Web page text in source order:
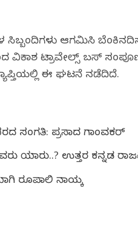
ಸಿಬ್ಬಂದಿಗಳು ಆಗಮಿಸಿ
ವಿಕಾಶ ಟ್ರಾವೇಲ್ಸ್ ಬಸ್
ಈ ಘಟನೆ ನಡೆದಿದೆ.
ಸಂಗತಿ: ಪ್ರಸಾದ ಗಾಂವಕರ್
ಯಾರು..? ಉತ್ತರ ಕನ್ನಡ
ರೂಪಾಲಿ ನಾಯ್ಕ